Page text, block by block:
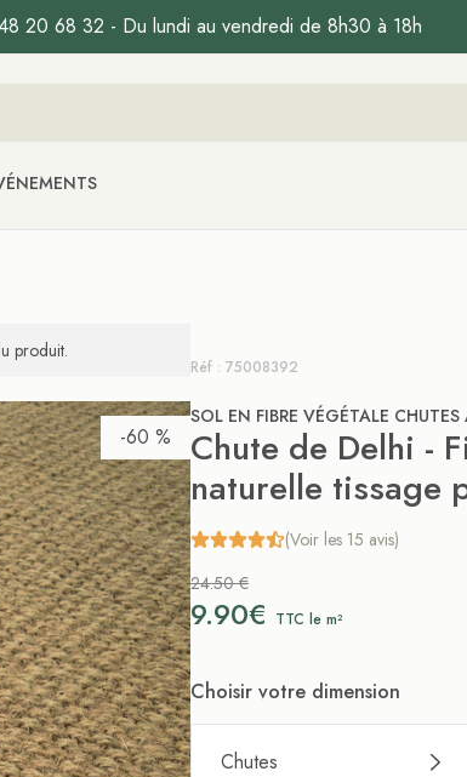
20 68 32 - Du lundi au vendredi de 8h30 à 18h
produit.
-60 %
Réf : 75008392
SOL EN FIBRE VÉGÉTALE CHUTES
Chute de Delhi -
naturelle tissage
(Voir les 15 avis)
24.50 €
9.90€ TTC le m²
Choisir votre dimension
Chutes